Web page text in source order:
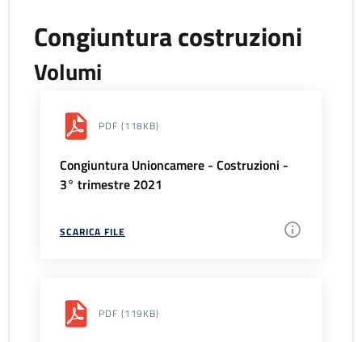
Congiuntura costruzioni
Volumi
PDF (118KB)
Congiuntura Unioncamere - Costruzioni -
3° trimestre 2021
SCARICA FILE
PDF (119KB)